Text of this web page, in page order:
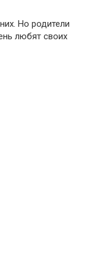
Но родители
любят своих